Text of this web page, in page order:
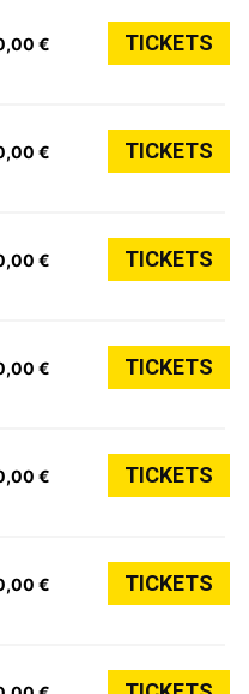
€ TICKETS
€ TICKETS
€ TICKETS
€ TICKETS
€ TICKETS
€ TICKETS